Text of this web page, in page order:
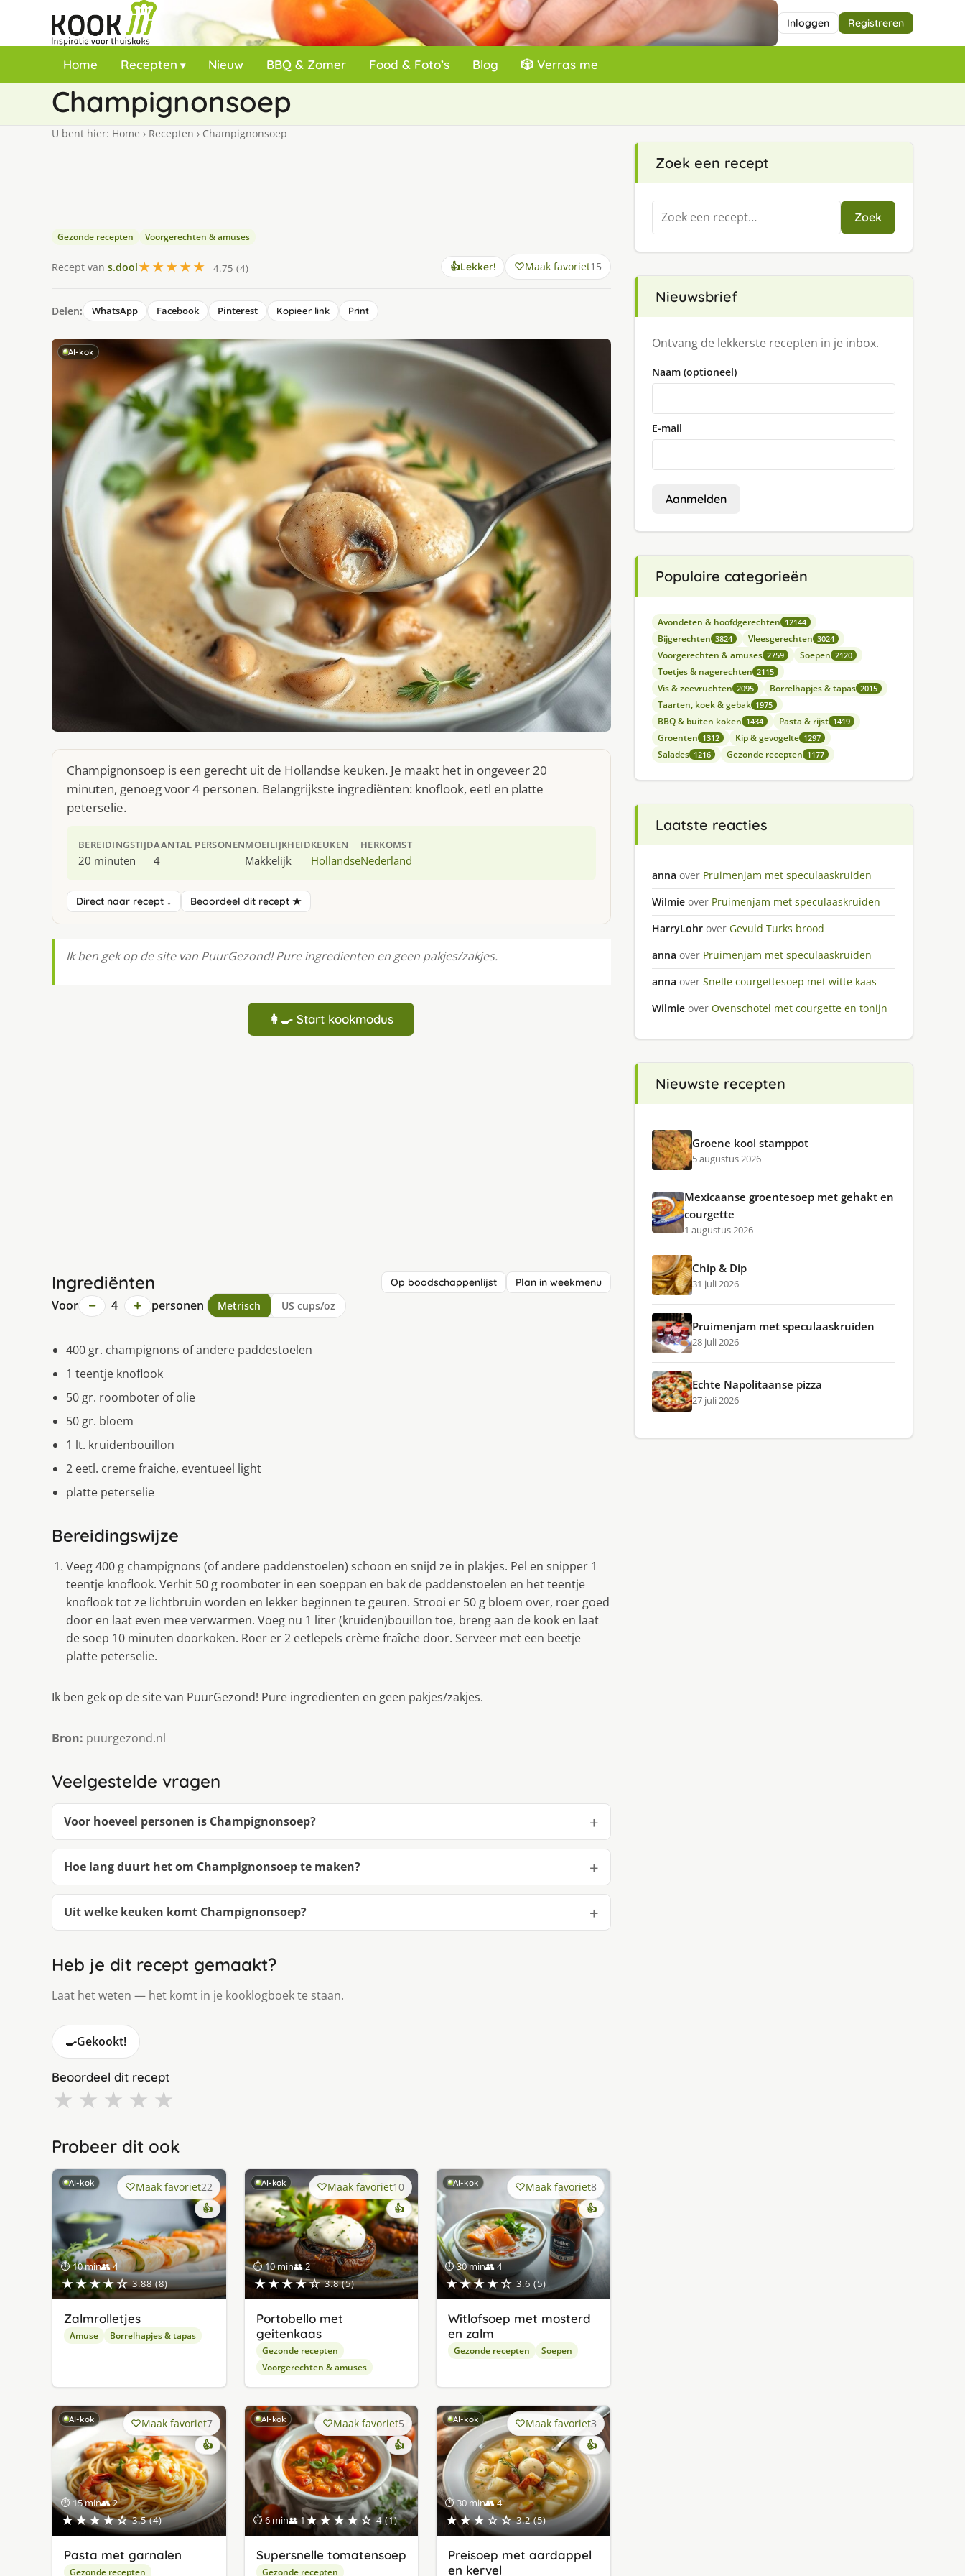
Inloggen Registreren
Home Recepten Nieuw BBQ & Zomer Food & Foto’s Blog 🎲 Verras me
Champignonsoep
U bent hier: Home › Recepten › Champignonsoep
Gezonde recepten Voorgerechten & amuses
Recept van s.dool★★★★★ 4.75 (4) 👍Lekker! Maak favoriet15
Delen: WhatsApp Facebook Pinterest Kopieer link Print
AI-kok
Champignonsoep is een gerecht uit de Hollandse keuken. Je maakt het in ongeveer 20
minuten, genoeg voor 4 personen. Belangrijkste ingrediënten: knoflook, eetl en platte
peterselie.
BEREIDINGSTIJD
20 minuten
AANTAL PERSONEN
4
MOEILIJKHEID
Makkelijk
KEUKEN
Hollandse
HERKOMST
Nederland
Direct naar recept ↓ Beoordeel dit recept ★
Ik ben gek op de site van PuurGezond! Pure ingredienten en geen pakjes/zakjes.
👩‍🍳 Start kookmodus
Ingrediënten Op boodschappenlijst Plan in weekmenu
Voor − 4 + personen Metrisch US cups/oz
400 gr. champignons of andere paddestoelen
1 teentje knoflook
50 gr. roomboter of olie
50 gr. bloem
1 lt. kruidenbouillon
2 eetl. creme fraiche, eventueel light
platte peterselie
Bereidingswijze
Veeg 400 g champignons (of andere paddenstoelen) schoon en snijd ze in plakjes. Pel en snipper 1
teentje knoflook. Verhit 50 g roomboter in een soeppan en bak de paddenstoelen en het teentje
knoflook tot ze lichtbruin worden en lekker beginnen te geuren. Strooi er 50 g bloem over, roer goed
door en laat even mee verwarmen. Voeg nu 1 liter (kruiden)bouillon toe, breng aan de kook en laat
de soep 10 minuten doorkoken. Roer er 2 eetlepels crème fraîche door. Serveer met een beetje
platte peterselie.
Ik ben gek op de site van PuurGezond! Pure ingredienten en geen pakjes/zakjes.
Bron: puurgezond.nl
Veelgestelde vragen
Voor hoeveel personen is Champignonsoep?
Hoe lang duurt het om Champignonsoep te maken?
Uit welke keuken komt Champignonsoep?
Heb je dit recept gemaakt?
Laat het weten — het komt in je kooklogboek te staan.
🍳Gekookt!
Beoordeel dit recept
★ ★ ★ ★ ★
Probeer dit ook
AI-kok
⏱ 10 min👥 4
★★★★☆ 3.88 (8)
Maak favoriet22
👍
Zalmrolletjes
Amuse Borrelhapjes & tapas
AI-kok
⏱ 10 min👥 2
★★★★☆ 3.8 (5)
Maak favoriet10
👍
Portobello met
geitenkaas
Gezonde recepten
Voorgerechten & amuses
AI-kok
⏱ 30 min👥 4
★★★★☆ 3.6 (5)
Maak favoriet8
👍
Witlofsoep met mosterd
en zalm
Gezonde recepten Soepen
AI-kok
⏱ 15 min👥 2
★★★★☆ 3.5 (4)
Maak favoriet7
👍
Pasta met garnalen
Gezonde recepten
AI-kok
⏱ 6 min👥 1★★★★☆ 4 (1)
Maak favoriet5
👍
Supersnelle tomatensoep
Gezonde recepten
AI-kok
⏱ 30 min👥 4
★★★☆☆ 3.2 (5)
Maak favoriet3
👍
Preisoep met aardappel
en kervel
Zoek een recept
Zoeken
naar:
Zoek
Nieuwsbrief
Ontvang de lekkerste recepten in je inbox.
Naam (optioneel)
E-mail
Aanmelden
Populaire categorieën
Avondeten & hoofdgerechten 12144
Bijgerechten 3824 Vleesgerechten 3024
Voorgerechten & amuses 2759 Soepen 2120
Toetjes & nagerechten 2115
Vis & zeevruchten 2095 Borrelhapjes & tapas 2015
Taarten, koek & gebak 1975
BBQ & buiten koken 1434 Pasta & rijst 1419
Groenten 1312 Kip & gevogelte 1297
Salades 1216 Gezonde recepten 1177
Laatste reacties
anna over Pruimenjam met speculaaskruiden
Wilmie over Pruimenjam met speculaaskruiden
HarryLohr over Gevuld Turks brood
anna over Pruimenjam met speculaaskruiden
anna over Snelle courgettesoep met witte kaas
Wilmie over Ovenschotel met courgette en tonijn
Nieuwste recepten
Groene kool stamppot
5 augustus 2026
Mexicaanse groentesoep met gehakt en
courgette
1 augustus 2026
Chip & Dip
31 juli 2026
Pruimenjam met speculaaskruiden
28 juli 2026
Echte Napolitaanse pizza
27 juli 2026